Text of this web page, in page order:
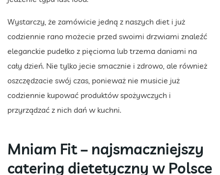
Wystarczy, że zamówicie jedną z naszych diet i już
codziennie rano możecie przed swoimi drzwiami znaleźć
eleganckie pudełko z pięcioma lub trzema daniami na
cały dzień. Nie tylko jecie smacznie i zdrowo, ale również
oszczędzacie swój czas, ponieważ nie musicie już
codziennie kupować produktów spożywczych i
przyrządzać z nich dań w kuchni.
Mniam Fit – najsmaczniejszy
catering dietetyczny w Polsce